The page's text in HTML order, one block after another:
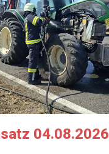
04.08.2026